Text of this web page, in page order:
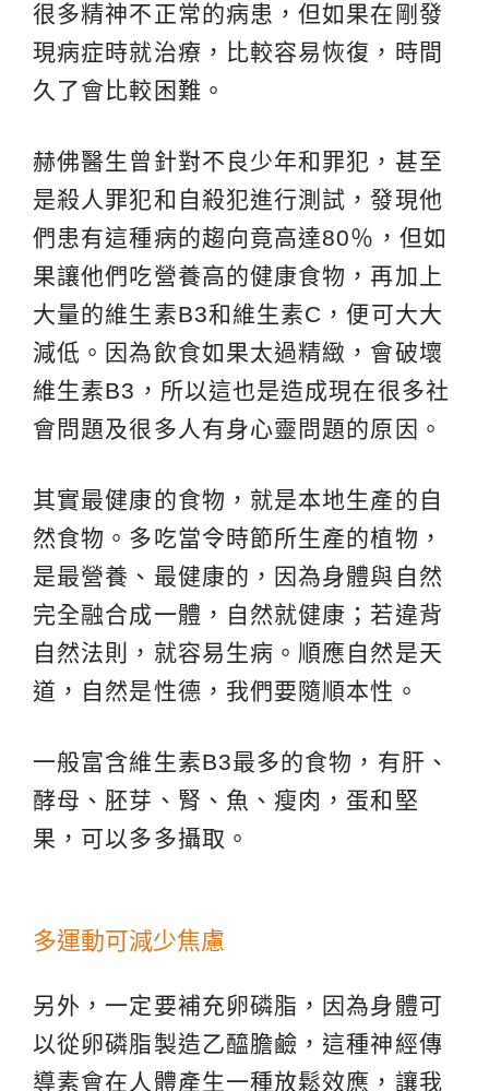
很多精神不正常的病患，但如果在剛發
現病症時就治療，比較容易恢復，時間
久了會比較困難。
赫佛醫生曾針對不良少年和罪犯，甚至
是殺人罪犯和自殺犯進行測試，發現他
們患有這種病的趨向竟高達80％，但如
果讓他們吃營養高的健康食物，再加上
大量的維生素B3和維生素C，便可大大
減低。因為飲食如果太過精緻，會破壞
維生素B3，所以這也是造成現在很多社
會問題及很多人有身心靈問題的原因。
其實最健康的食物，就是本地生產的自
然食物。多吃當令時節所生產的植物，
是最營養、最健康的，因為身體與自然
完全融合成一體，自然就健康；若違背
自然法則，就容易生病。順應自然是天
道，自然是性德，我們要隨順本性。
一般富含維生素B3最多的食物，有肝、
酵母、胚芽、腎、魚、瘦肉，蛋和堅
果，可以多多攝取。
多運動可減少焦慮
另外，一定要補充卵磷脂，因為身體可
以從卵磷脂製造乙醯膽鹼，這種神經傳
導素會在人體產生一種放鬆效應，讓我